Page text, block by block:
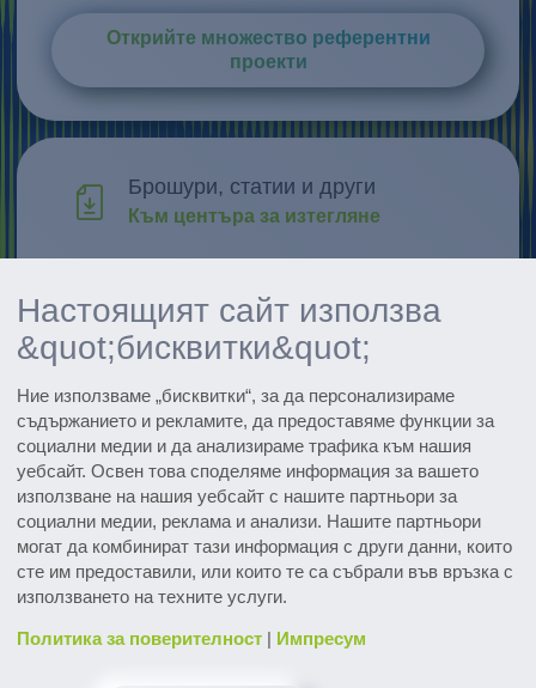
Настоящият сайт използва
&quot;бисквитки&quot;
Ние използваме „бисквитки“, за да персонализираме
съдържанието и рекламите, да предоставяме функции за
социални медии и да анализираме трафика към нашия
уебсайт. Освен това споделяме информация за вашето
използване на нашия уебсайт с нашите партньори за
социални медии, реклама и анализи. Нашите партньори
могат да комбинират тази информация с други данни, които
сте им предоставили, или които те са събрали във връзка с
използването на техните услуги.
Политика за поверителност | Импресум
Открийте множество референтни
проекти
Брошури, статии и други
Към центъра за изтегляне
Открийте иновациите
Вижте датите
Subscribe to the pharmaceutical
newsletter